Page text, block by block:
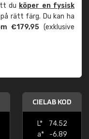
du köper en fysisk
rätt färg. Du kan ha
€179,95 (exklusive
CIELAB KOD
L*
74.52
a*
-6.89